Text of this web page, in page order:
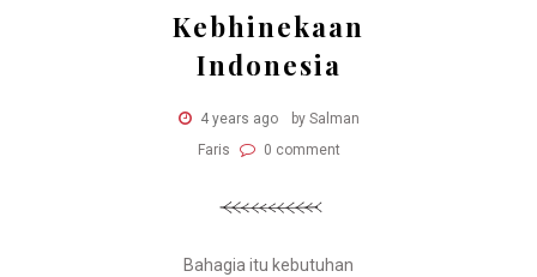
Kebhinekaan
Indonesia
4 years ago
by Salman
Faris
0 comment
Bahagia itu kebutuhan